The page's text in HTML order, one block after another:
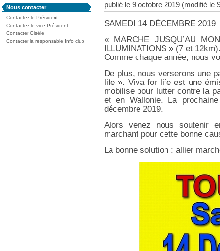
Dans
la
rubrique
:
Nous contacter
Contactez le Président
Contactez le vice-Président
Contacter Gisèle
Contacter la responsable Info club
publié le 9 octobre 2019 (modifié le
SAMEDI 14 DÉCEMBRE 2019
« MARCHE JUSQU’AU
ILLUMINATIONS » (7 et
Comme chaque année, nous
De plus, nous verserons une
life ». Viva for life est une
mobilise pour lutter contre la
et en Wallonie. La
décembre 2019.
Alors venez nous soutenir
marchant pour cette bonne
La bonne solution : allier